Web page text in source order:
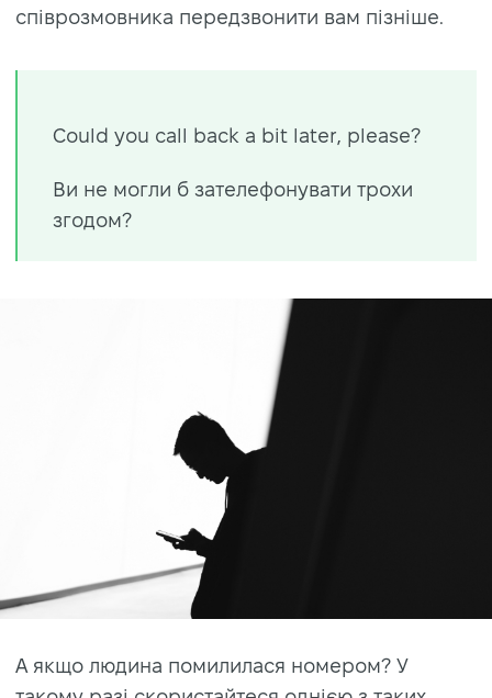
співрозмовника передзвонити вам пізніше.
Could you call back a bit later, please?
Ви не могли б зателефонувати трохи
згодом?
А якщо людина помилилася номером? У